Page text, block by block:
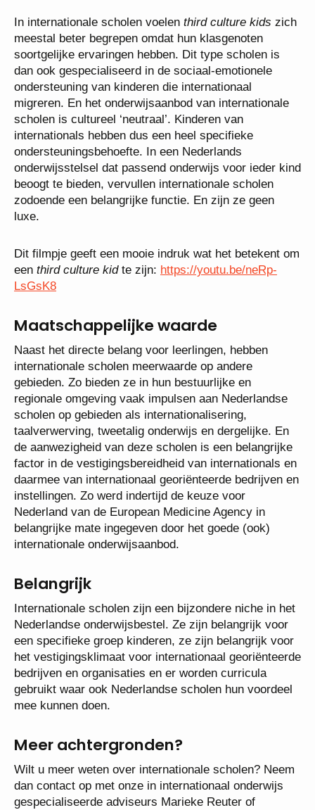
In internationale scholen voelen third culture kids zich
meestal beter begrepen omdat hun klasgenoten
soortgelijke ervaringen hebben. Dit type scholen is
dan ook gespecialiseerd in de sociaal-emotionele
ondersteuning van kinderen die internationaal
migreren. En het onderwijsaanbod van internationale
scholen is cultureel ‘neutraal’. Kinderen van
internationals hebben dus een heel specifieke
ondersteuningsbehoefte. In een Nederlands
onderwijsstelsel dat passend onderwijs voor ieder kind
beoogt te bieden, vervullen internationale scholen
zodoende een belangrijke functie. En zijn ze geen
luxe.
Dit filmpje geeft een mooie indruk wat het betekent om
een third culture kidte zijn: https://youtu.be/neRp-
LsGsK8
Maatschappelijke waarde
Naast het directe belang voor leerlingen, hebben
internationale scholen meerwaarde op andere
gebieden. Zo bieden ze in hun bestuurlijke en
regionale omgeving vaak impulsen aan Nederlandse
scholen op gebieden als internationalisering,
taalverwerving, tweetalig onderwijs en dergelijke. En
de aanwezigheid van deze scholen is een belangrijke
factor in de vestigingsbereidheid van internationals en
daarmee van internationaal georiënteerde bedrijven en
instellingen. Zo werd indertijd de keuze voor
Nederland van de European Medicine Agency in
belangrijke mate ingegeven door het goede (ook)
internationale onderwijsaanbod.
Belangrijk
Internationale scholen zijn een bijzondere niche in het
Nederlandse onderwijsbestel. Ze zijn belangrijk voor
een specifieke groep kinderen, ze zijn belangrijk voor
het vestigingsklimaat voor internationaal georiënteerde
bedrijven en organisaties en er worden curricula
gebruikt waar ook Nederlandse scholen hun voordeel
mee kunnen doen.
Meer achtergronden?
Wilt u meer weten over internationale scholen? Neem
dan contact op met onze in internationaal onderwijs
gespecialiseerde adviseurs Marieke Reuter of